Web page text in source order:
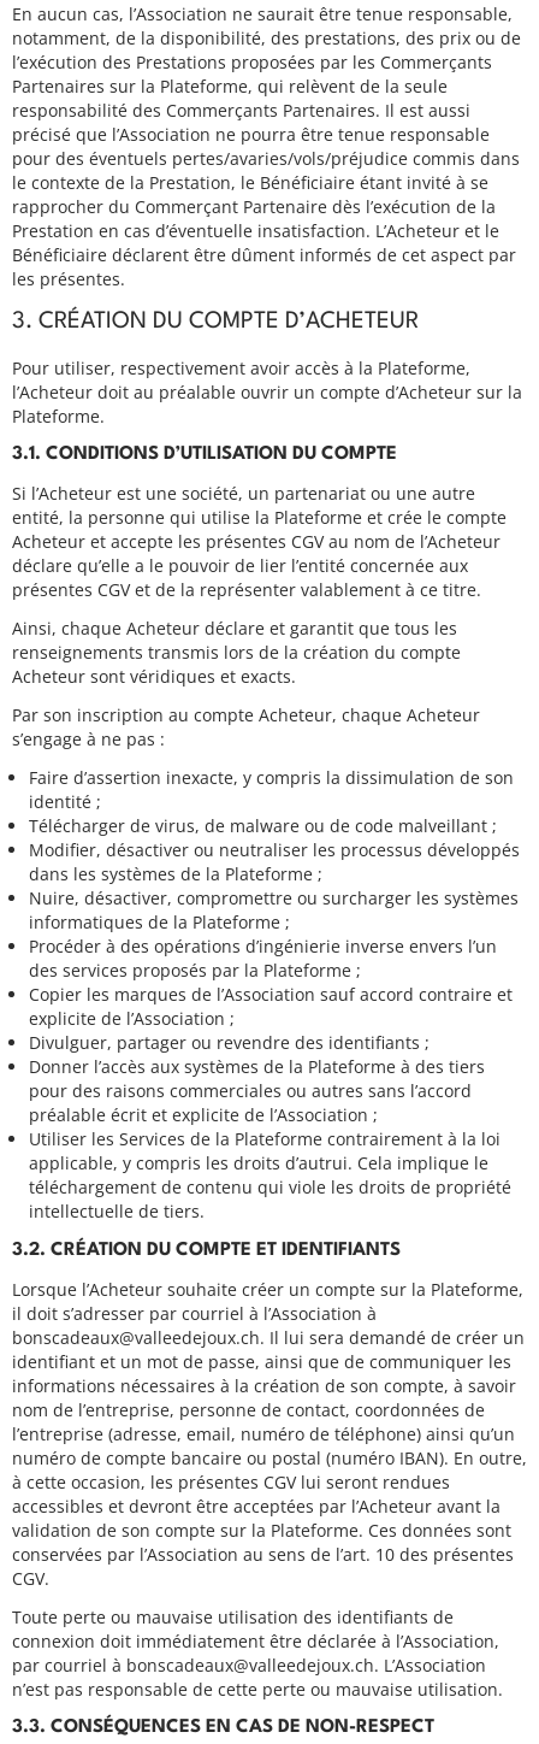
En aucun cas, l’Association ne saurait être tenue responsable,
notamment, de la disponibilité, des prestations, des prix ou de
l’exécution des Prestations proposées par les Commerçants
Partenaires sur la Plateforme, qui relèvent de la seule
responsabilité des Commerçants Partenaires. Il est aussi
précisé que l’Association ne pourra être tenue responsable
pour des éventuels pertes/avaries/vols/préjudice commis dans
le contexte de la Prestation, le Bénéficiaire étant invité à se
rapprocher du Commerçant Partenaire dès l’exécution de la
Prestation en cas d’éventuelle insatisfaction. L’Acheteur et le
Bénéficiaire déclarent être dûment informés de cet aspect par
les présentes.
3. CRÉATION DU COMPTE D’ACHETEUR
Pour utiliser, respectivement avoir accès à la Plateforme,
l’Acheteur doit au préalable ouvrir un compte d’Acheteur sur la
Plateforme.
3.1. CONDITIONS D’UTILISATION DU COMPTE
Si l’Acheteur est une société, un partenariat ou une autre
entité, la personne qui utilise la Plateforme et crée le compte
Acheteur et accepte les présentes CGV au nom de l’Acheteur
déclare qu’elle a le pouvoir de lier l’entité concernée aux
présentes CGV et de la représenter valablement à ce titre.
Ainsi, chaque Acheteur déclare et garantit que tous les
renseignements transmis lors de la création du compte
Acheteur sont véridiques et exacts.
Par son inscription au compte Acheteur, chaque Acheteur
s’engage à ne pas :
Faire d’assertion inexacte, y compris la dissimulation de son
identité ;
Télécharger de virus, de malware ou de code malveillant ;
Modifier, désactiver ou neutraliser les processus développés
dans les systèmes de la Plateforme ;
Nuire, désactiver, compromettre ou surcharger les systèmes
informatiques de la Plateforme ;
Procéder à des opérations d’ingénierie inverse envers l’un
des services proposés par la Plateforme ;
Copier les marques de l’Association sauf accord contraire et
explicite de l’Association ;
Divulguer, partager ou revendre des identifiants ;
Donner l’accès aux systèmes de la Plateforme à des tiers
pour des raisons commerciales ou autres sans l’accord
préalable écrit et explicite de l’Association ;
Utiliser les Services de la Plateforme contrairement à la loi
applicable, y compris les droits d’autrui. Cela implique le
téléchargement de contenu qui viole les droits de propriété
intellectuelle de tiers.
3.2. CRÉATION DU COMPTE ET IDENTIFIANTS
Lorsque l’Acheteur souhaite créer un compte sur la Plateforme,
il doit s’adresser par courriel à l’Association à
bonscadeaux@valleedejoux.ch. Il lui sera demandé de créer un
identifiant et un mot de passe, ainsi que de communiquer les
informations nécessaires à la création de son compte, à savoir
nom de l’entreprise, personne de contact, coordonnées de
l’entreprise (adresse, email, numéro de téléphone) ainsi qu’un
numéro de compte bancaire ou postal (numéro IBAN). En outre,
à cette occasion, les présentes CGV lui seront rendues
accessibles et devront être acceptées par l’Acheteur avant la
validation de son compte sur la Plateforme. Ces données sont
conservées par l’Association au sens de l’art. 10 des présentes
CGV.
Toute perte ou mauvaise utilisation des identifiants de
connexion doit immédiatement être déclarée à l’Association,
par courriel à bonscadeaux@valleedejoux.ch. L’Association
n’est pas responsable de cette perte ou mauvaise utilisation.
3.3. CONSÉQUENCES EN CAS DE NON-RESPECT